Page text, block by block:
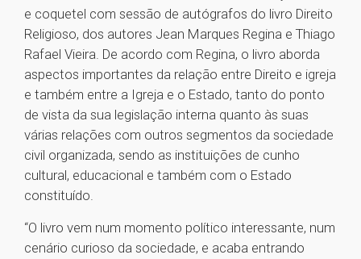
e coquetel com sessão de autógrafos do livro Direito
Religioso, dos autores Jean Marques Regina e Thiago
Rafael Vieira. De acordo com Regina, o livro aborda
aspectos importantes da relação entre Direito e igreja
e também entre a Igreja e o Estado, tanto do ponto
de vista da sua legislação interna quanto às suas
várias relações com outros segmentos da sociedade
civil organizada, sendo as instituições de cunho
cultural, educacional e também com o Estado
constituído.
“O livro vem num momento político interessante, num
cenário curioso da sociedade, e acaba entrando